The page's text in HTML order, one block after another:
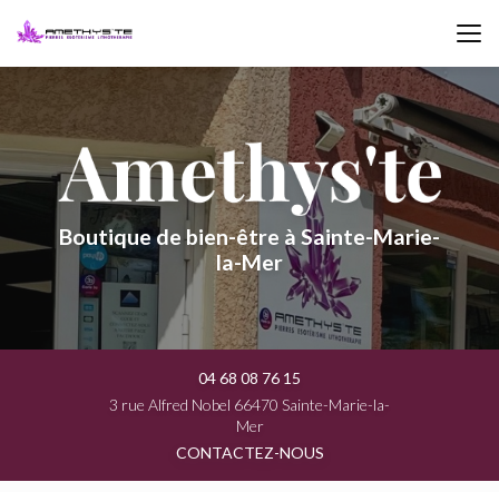
Boutique de bien-être à Sainte-Marie-
la-Mer
04 68 08 76 15
3 rue Alfred Nobel 66470 Sainte-Marie-la-
Mer
CONTACTEZ-NOUS